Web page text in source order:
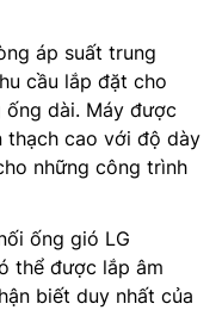
áp suất trung
cầu lắp đặt cho
dài. Máy được
cao với độ dày
những công trình
ống gió LG
thể được lắp âm
biết duy nhất của